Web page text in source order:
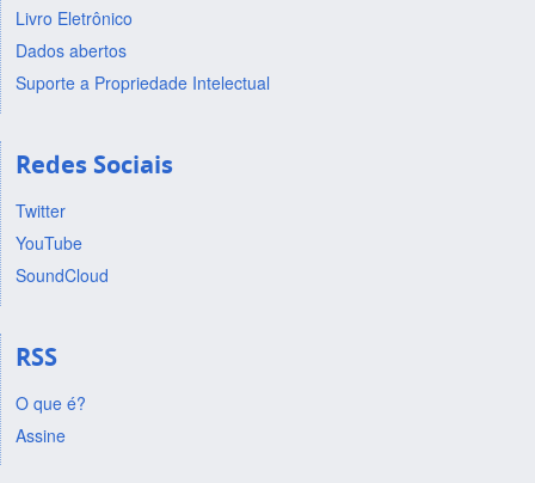
Livro Eletrônico
Dados abertos
Suporte a Propriedade Intelectual
Redes Sociais
Twitter
YouTube
SoundCloud
RSS
O que é?
Assine